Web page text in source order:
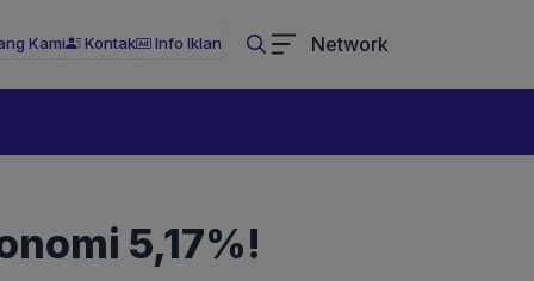
Kami Kontak Info Iklan Network
5,17%!